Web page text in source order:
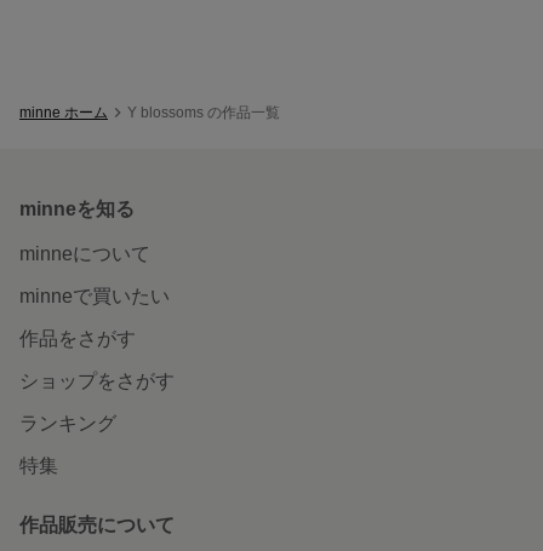
minne ホーム Y blossoms の作品一覧
minneを知る
minneについて
minneで買いたい
作品をさがす
ショップをさがす
ランキング
特集
作品販売について